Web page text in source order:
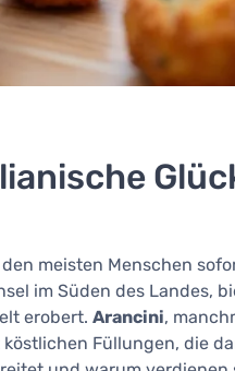
meisten Menschen
im Süden des Landes,
erobert. Arancini,
Füllungen, die